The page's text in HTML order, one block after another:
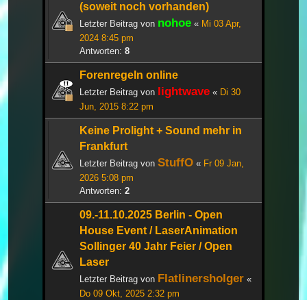
(soweit noch vorhanden)
Letzter Beitrag von nohoe « Mi 03 Apr,
2024 8:45 pm
Antworten: 8
Forenregeln online
Letzter Beitrag von lightwave « Di 30
Jun, 2015 8:22 pm
Keine Prolight + Sound mehr in
Frankfurt
Letzter Beitrag von StuffO « Fr 09 Jan,
2026 5:08 pm
Antworten: 2
09.-11.10.2025 Berlin - Open
House Event / LaserAnimation
Sollinger 40 Jahr Feier / Open
Laser
Letzter Beitrag von Flatlinersholger «
Do 09 Okt, 2025 2:32 pm